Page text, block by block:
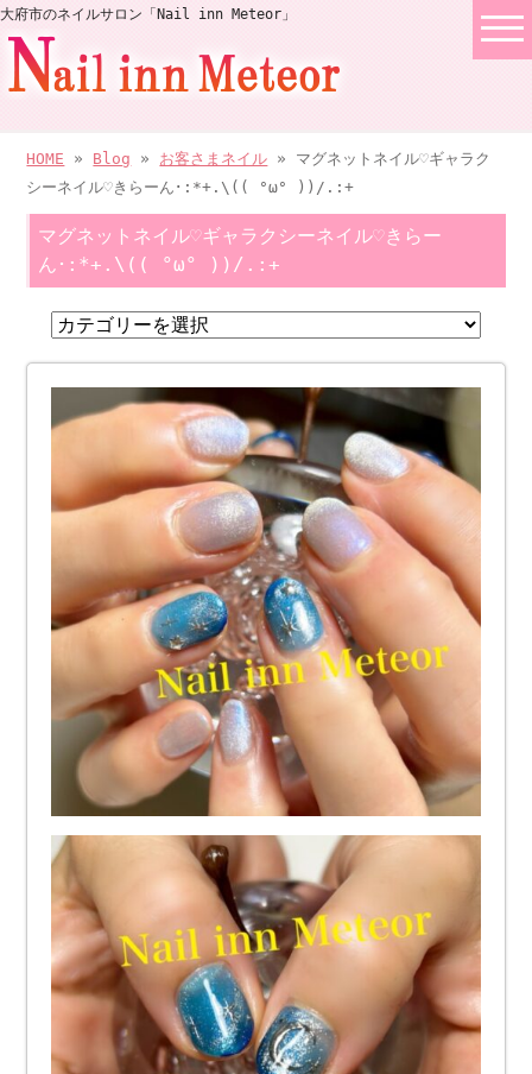
大府市のネイルサロン「Nail inn Meteor」
HOME » Blog » お客さまネイル » マグネットネイル♡ギャラク
シーネイル♡きらーん･:*+.\(( °ω° ))/.:+
マグネットネイル♡ギャラクシーネイル♡きらー
ん･:*+.\(( °ω° ))/.:+